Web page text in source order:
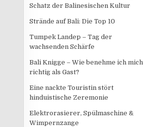
Schatz der Balinesischen Kultur
Strände auf Bali: Die Top 10
Tumpek Landep – Tag der
wachsenden Schärfe
Bali Knigge – Wie benehme ich mich
richtig als Gast?
Eine nackte Touristin stört
hinduistische Zeremonie
Elektrorasierer, Spülmaschine &
Wimpernzange